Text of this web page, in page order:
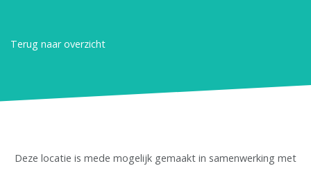
Terug naar overzicht
Deze locatie is mede mogelijk gemaakt in samenwerking met